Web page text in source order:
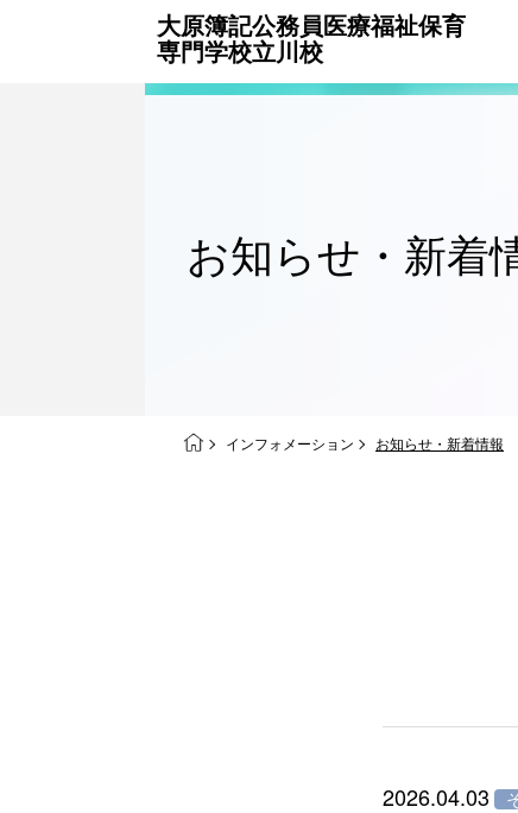
大原簿記公務員医療福祉保育
専門学校立川校
お知らせ・ 新着
インフォメーション お知らせ・新着情報
2026.04.03